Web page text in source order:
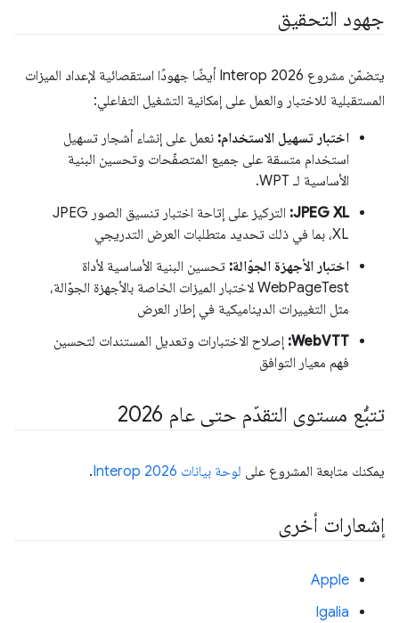
جهود التحقيق
يتضمّن مشروع Interop 2026 أيضًا جهودًا استقصائية لإعداد الميزات
المستقبلية للاختبار والعمل على إمكانية التشغيل التفاعلي:
اختبار تسهيل الاستخدام: نعمل على إنشاء أشجار تسهيل
استخدام متسقة على جميع المتصفّحات وتحسين البنية
الأساسية لـ WPT.
JPEG XL:
التركيز على إتاحة اختبار تنسيق الصور JPEG
XL، بما في ذلك تحديد متطلبات العرض التدريجي
اختبار الأجهزة الجوّالة: تحسين البنية الأساسية لأداة
WebPageTest لاختبار الميزات الخاصة بالأجهزة الجوّالة،
مثل التغييرات الديناميكية في إطار العرض
WebVTT: إصلاح الاختبارات وتعديل المستندات لتحسين
فهم معيار التوافق
تتبُّع مستوى التقدّم حتى عام 2026
يمكنك متابعة المشروع على لوحة بيانات Interop 2026 .
إشعارات أخرى
Apple
Igalia